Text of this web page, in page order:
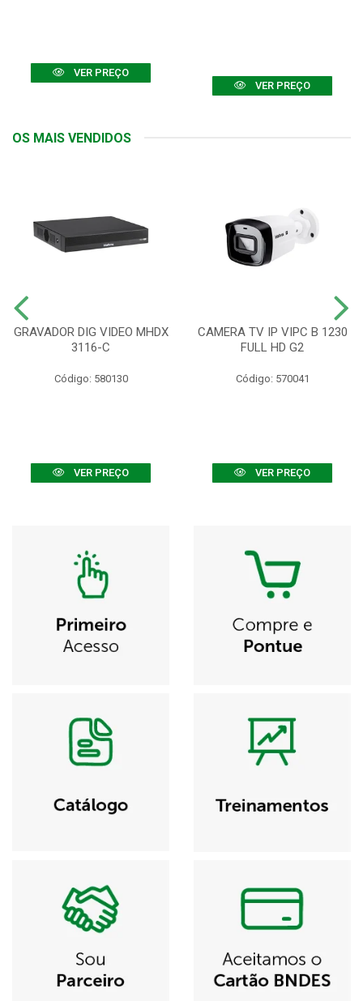
VER PREÇO
VER PREÇO
OS MAIS VENDIDOS
GRAVADOR DIG VIDEO MHDX
3116-C
Código: 580130
VER PREÇO
CAMERA TV IP VIPC B 1230
FULL HD G2
Código: 570041
VER PREÇO